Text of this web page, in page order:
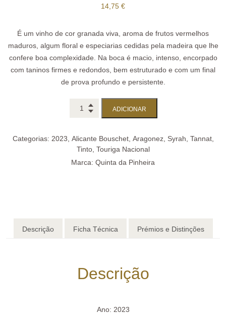
14,75 €
É um vinho de cor granada viva, aroma de frutos vermelhos
maduros, algum floral e especiarias cedidas pela madeira que lhe
confere boa complexidade. Na boca é macio, intenso, encorpado
com taninos firmes e redondos, bem estruturado e com um final
de prova profundo e persistente.
ADICIONAR
Categorias: 2023 Alicante Bouschet, Aragonez, Syrah Tannat,
Tinto, Touriga Nacional
Marca: Quinta da Pinheira
Descrição Ficha Técnica Prémios e Distinções
Descrição
Ano: 2023